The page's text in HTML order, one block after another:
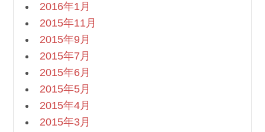
2016年1月
2015年11月
2015年9月
2015年7月
2015年6月
2015年5月
2015年4月
2015年3月